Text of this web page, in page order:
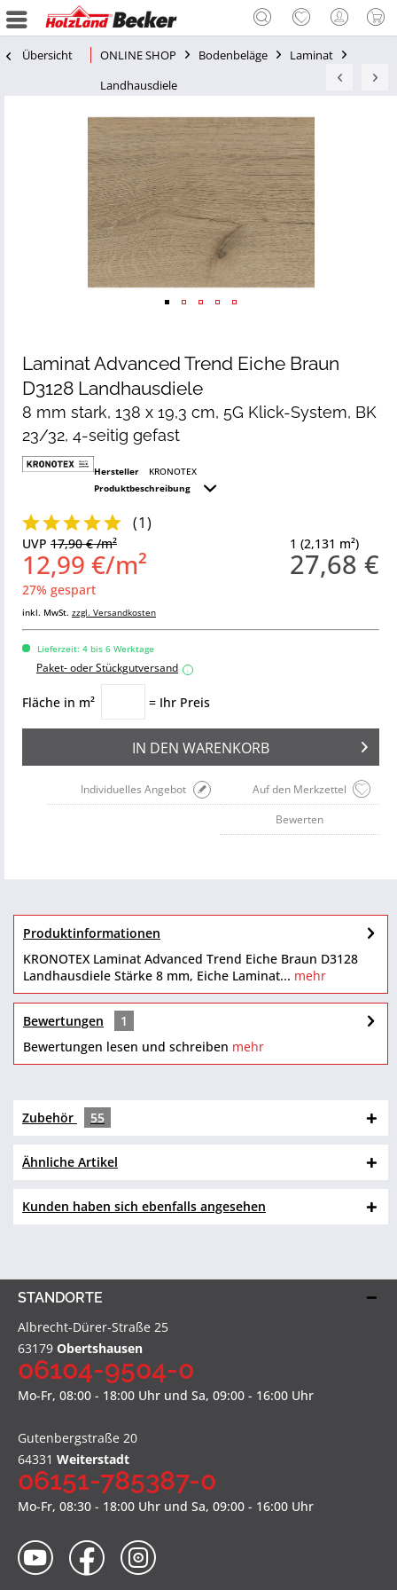
Übersicht ONLINE SHOP Bodenbeläge
Laminat
Landhausdiele
Laminat Advanced Trend Eiche Braun
D3128 Landhausdiele
8 mm stark, 138 x 19,3 cm, 5G Klick-System, BK
23/32, 4-seitig gefast
Hersteller
KRONOTEX
Produktbeschreibung
(1)
1 (2,131 m²)
27,68 €
UVP 17,90 € /m²
12,99 €/m²
27% gespart
inkl. MwSt. zzgl. Versandkosten
Lieferzeit: 4 bis 6 Werktage
Paket- oder Stückgutversand i
Fläche in m² = Ihr Preis
IN DEN WARENKORB
Auf den Merkzettel
Individuelles Angebot
Bewerten
Produktinformationen
KRONOTEX Laminat Advanced Trend Eiche Braun D3128
Landhausdiele Stärke 8 mm, Eiche Laminat... mehr
Bewertungen
1
Bewertungen lesen und schreiben mehr
Zubehör 55
Ähnliche Artikel
Kunden haben sich ebenfalls angesehen
STANDORTE
Albrecht-Dürer-Straße 25
63179 Obertshausen
06104-9504-0
Mo-Fr, 08:00 - 18:00 Uhr und Sa, 09:00 - 16:00 Uhr
Gutenbergstraße 20
64331 Weiterstadt
06151-785387-0
Mo-Fr, 08:30 - 18:00 Uhr und Sa, 09:00 - 16:00 Uhr